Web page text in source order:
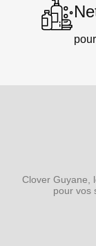
Clover Guyane,
pour vos